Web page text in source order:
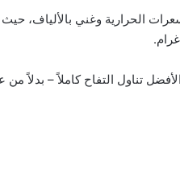
تناول التفاح كاملاً – بدلاً